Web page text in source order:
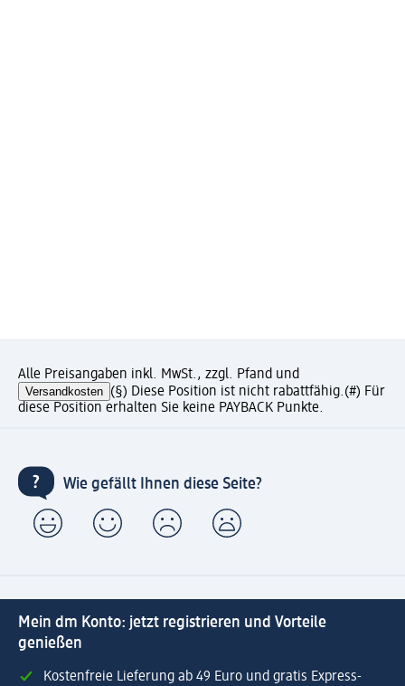
Alle Preisangaben inkl. MwSt., zzgl. Pfand und
Versandkosten (§) Diese Position ist nicht rabattfähig.(#) Für
diese Position erhalten Sie keine PAYBACK Punkte.
Wie gefällt Ihnen diese Seite?
Mein dm Konto: jetzt registrieren und Vorteile
genießen
Kostenfreie Lieferung ab 49 Euro und gratis Express-